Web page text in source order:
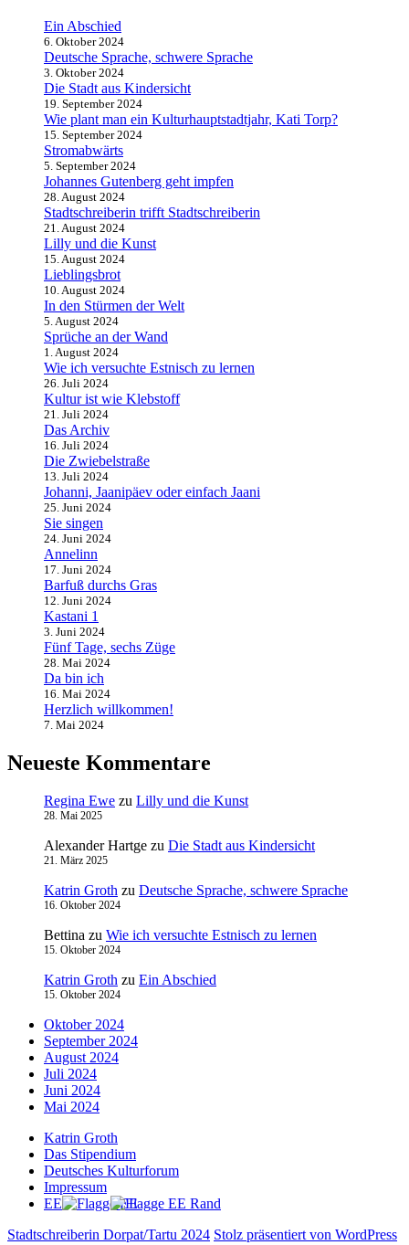
Ein Abschied
6. Oktober 2024
Deutsche Sprache, schwere Sprache
3. Oktober 2024
Die Stadt aus Kindersicht
19. September 2024
Wie plant man ein Kulturhauptstadtjahr, Kati Torp?
15. September 2024
Stromabwärts
5. September 2024
Johannes Gutenberg geht impfen
28. August 2024
Stadtschreiberin trifft Stadtschreiberin
21. August 2024
Lilly und die Kunst
15. August 2024
Lieblingsbrot
10. August 2024
In den Stürmen der Welt
5. August 2024
Sprüche an der Wand
1. August 2024
Wie ich versuchte Estnisch zu lernen
26. Juli 2024
Kultur ist wie Klebstoff
21. Juli 2024
Das Archiv
16. Juli 2024
Die Zwiebelstraße
13. Juli 2024
Johanni, Jaanipäev oder einfach Jaani
25. Juni 2024
Sie singen
24. Juni 2024
Annelinn
17. Juni 2024
Barfuß durchs Gras
12. Juni 2024
Kastani 1
3. Juni 2024
Fünf Tage, sechs Züge
28. Mai 2024
Da bin ich
16. Mai 2024
Herzlich willkommen!
7. Mai 2024
Neueste Kommentare
Regina Ewe zu Lilly und die Kunst
28. Mai 2025
Alexander Hartge zu Die Stadt aus Kindersicht
21. März 2025
Katrin Groth zu Deutsche Sprache, schwere Sprache
16. Oktober 2024
Bettina zu Wie ich versuchte Estnisch zu lernen
15. Oktober 2024
Katrin Groth zu Ein Abschied
15. Oktober 2024
Oktober 2024
September 2024
August 2024
Juli 2024
Juni 2024
Mai 2024
Katrin Groth
Das Stipendium
Deutsches Kulturforum
Impressum
EE
Stadtschreiberin Dorpat/Tartu 2024 Stolz präsentiert von WordPress